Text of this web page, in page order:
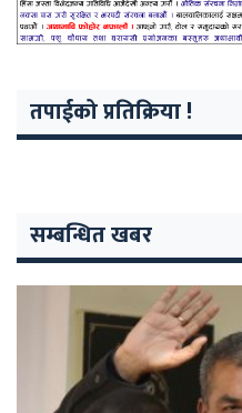
तपाईको प्रतिक्रिया !
सम्बन्धित खबर